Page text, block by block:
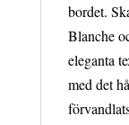
bordet.
Blanche
eleganta
med det